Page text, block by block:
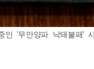
인 '무안양파 낙돼불패'